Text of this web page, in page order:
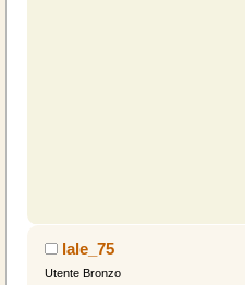
lale_75
Utente Bronzo